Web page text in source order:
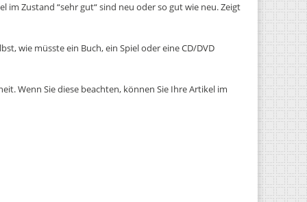
im Zustand “sehr gut“ sind neu oder so gut wie neu. Zeigt
wie müsste ein Buch, ein Spiel oder eine CD/DVD
Wenn Sie diese beachten, können Sie Ihre Artikel im